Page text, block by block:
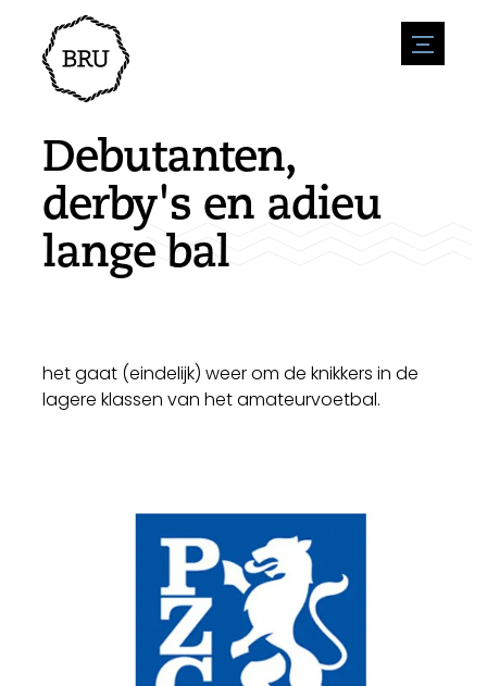
menu
Agenda
Evenement aanmelden
Overnachting
Winkels
Natuur en water
Sport
Bezienswaardigheden
Bereikbaarheid
Parkeren
Leefomgeving
Ondernemen
Vacatures
Nieuwsoverzicht
Debutanten,
derby's en adieu
lange bal
het gaat (eindelijk) weer om de knikkers in de
lagere klassen van het amateurvoetbal.